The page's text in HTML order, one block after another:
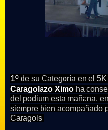
1º de su Categoría en el
Caragolazo Ximo ha
del podium esta mañana,
siempre bien acompañado
Caragols.